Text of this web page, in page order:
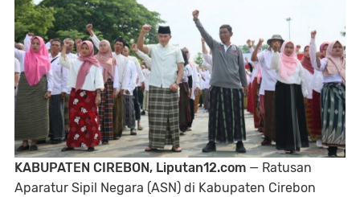
KABUPATEN CIREBON, Liputan12.com — Ratusan
Aparatur Sipil Negara (ASN) di Kabupaten Cirebon